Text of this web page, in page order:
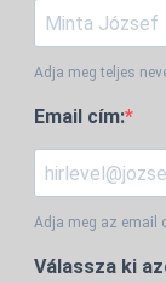
Adja meg teljes
Email cím:
Adja meg az email
Válassza ki